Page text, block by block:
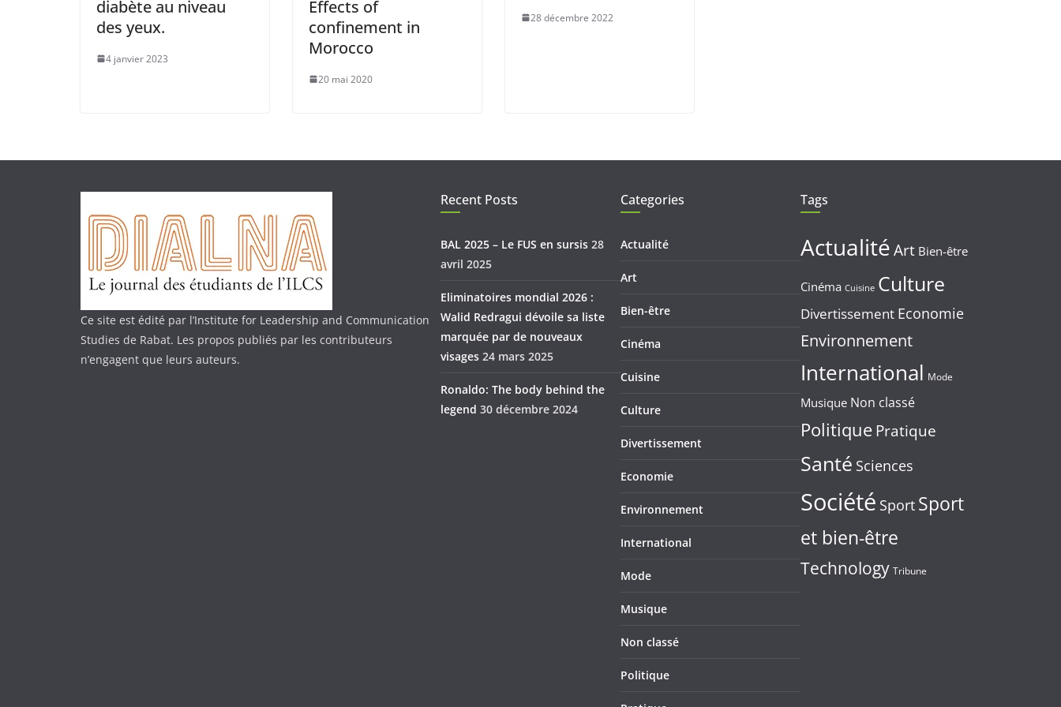
diabète au niveau
des yeux.
4 janvier 2023
Effects of
confinement in
Morocco
20 mai 2020
28 décembre 2022
Ce site est édité par l’Institute for Leadership and Communication
Studies de Rabat. Les propos publiés par les contributeurs
n’engagent que leurs auteurs.
Recent Posts
BAL 2025 – Le FUS en sursis 28
avril 2025
Eliminatoires mondial 2026 :
Walid Redragui dévoile sa liste
marquée par de nouveaux
visages 24 mars 2025
Ronaldo: The body behind the
legend 30 décembre 2024
Categories
Actualité
Art
Bien-être
Cinéma
Cuisine
Culture
Divertissement
Economie
Environnement
International
Mode
Musique
Non classé
Politique
Tags
ActualitéArt Bien-être
Cinéma Cuisine Culture
Divertissement Economie
Environnement
International Mode
Musique Non classé
Politique Pratique
Santé Sciences
Société Sport Sport
et bien-être
Technology Tribune